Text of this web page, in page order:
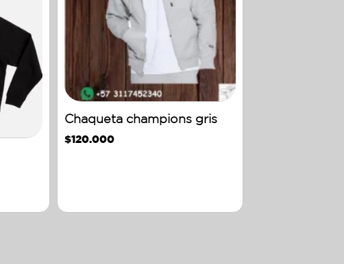
Chaqueta champions gris
$120.000